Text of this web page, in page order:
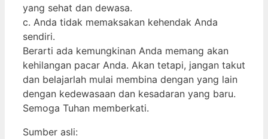
yang sehat dan dewasa.
c. Anda tidak memaksakan kehendak Anda
sendiri.
Berarti ada kemungkinan Anda memang akan
kehilangan pacar Anda. Akan tetapi, jangan takut
dan belajarlah mulai membina dengan yang lain
dengan kedewasaan dan kesadaran yang baru.
Semoga Tuhan memberkati.
Sumber asli: